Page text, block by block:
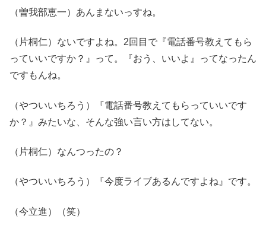
（曽我部恵一）あんまないっすね。
（片桐仁）ないですよね。2回目で『電話番号教えてもら
っていいですか？』って。『おう、いいよ』ってなったん
ですもんね。
（やついいちろう）『電話番号教えてもらっていいです
か？』みたいな、そんな強い言い方はしてない。
（片桐仁）なんつったの？
（やついいちろう）『今度ライブあるんですよね』です。
（今立進）（笑）